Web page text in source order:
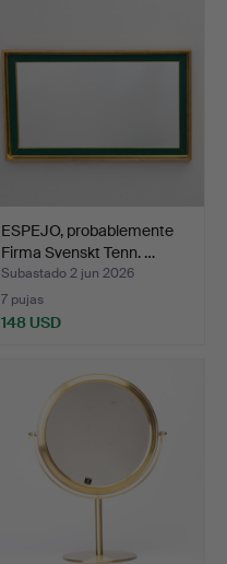
ESPEJO, probablemente
Firma Svenskt Tenn. …
Subastado 2 jun 2026
7 pujas
148 USD